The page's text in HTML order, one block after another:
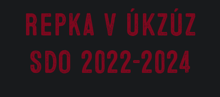
repka v ÚKZÚZ
SDO 2022-2024